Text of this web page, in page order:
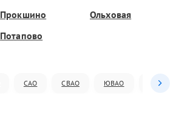
Прокшино
Ольховая
Потапово
САО СВАО ЮВАО ЮАО